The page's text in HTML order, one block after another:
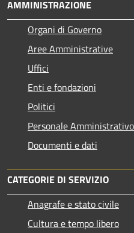
AMMINISTRAZIONE
Organi di Governo
Aree Amministrative
Uffici
Enti e fondazioni
Politici
Personale Amministrativo
Documenti e dati
CATEGORIE DI SERVIZIO
Anagrafe e stato civile
Cultura e tempo libero